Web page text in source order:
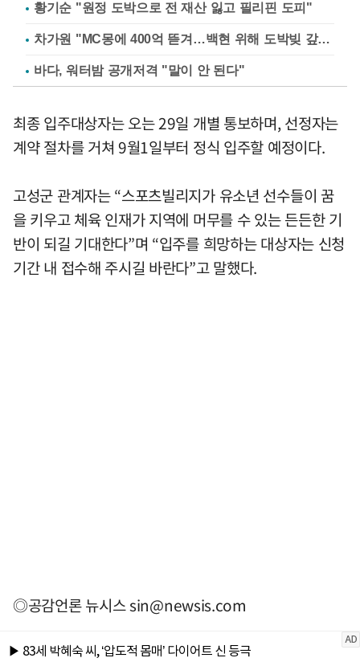
황기순 "원정 도박으로 전 재산 잃고 필리핀 도피"
차가원 "MC몽에 400억 뜯겨…백현 위해 도박빚 갚아줘"
바다, 워터밤 공개저격 "말이 안 된다"
최종 입주대상자는 오는 29일 개별 통보하며, 선정자는
계약 절차를 거쳐 9월1일부터 정식 입주할 예정이다.
고성군 관계자는 “스포츠빌리지가 유소년 선수들이 꿈
을 키우고 체육 인재가 지역에 머무를 수 있는 든든한 기
반이 되길 기대한다”며 “입주를 희망하는 대상자는 신청
기간 내 접수해 주시길 바란다”고 말했다.
◎공감언론 뉴시스sin@newsis.com